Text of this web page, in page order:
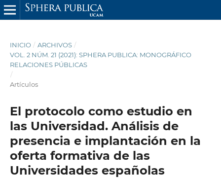
INICIO / ARCHIVOS /
VOL. 2 NÚM. 21 (2021): SPHERA PUBLICA: MONOGRÁFICO
RELACIONES PÚBLICAS
/
Artículos
El protocolo como estudio en
las Universidad. Análisis de
presencia e implantación en la
oferta formativa de las
Universidades españolas